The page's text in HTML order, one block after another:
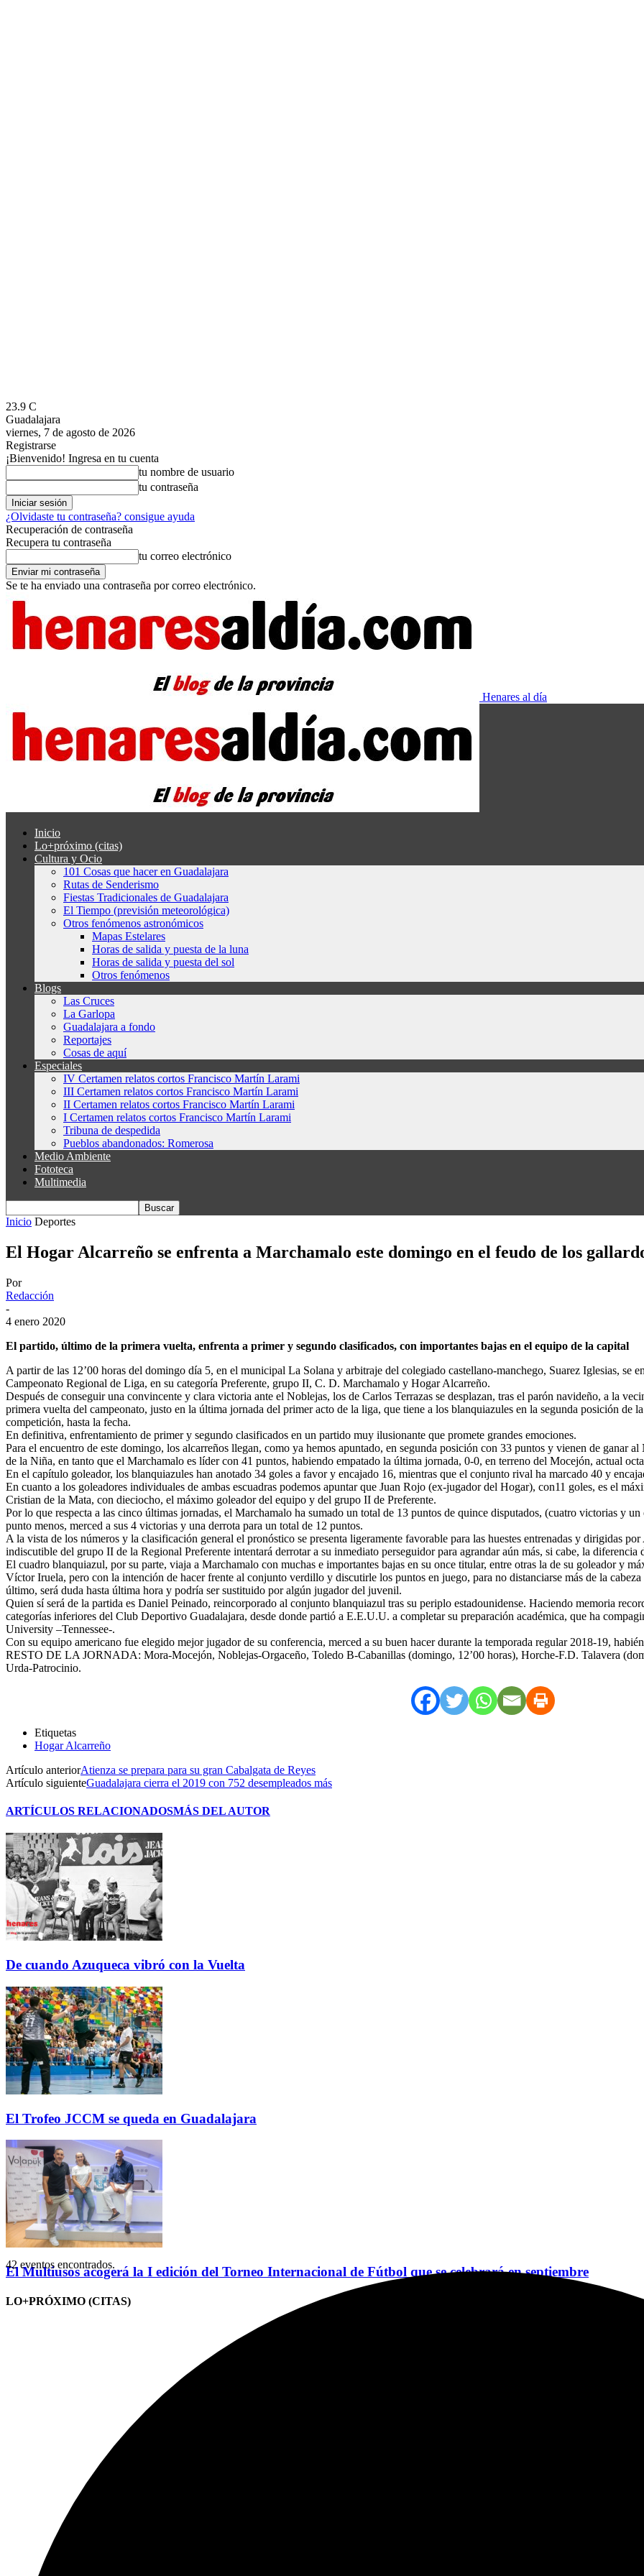
23.9 C
Guadalajara
viernes, 7 de agosto de 2026
Registrarse
¡Bienvenido! Ingresa en tu cuenta
tu nombre de usuario
tu contraseña
¿Olvidaste tu contraseña? consigue ayuda
Recuperación de contraseña
Recupera tu contraseña
tu correo electrónico
Se te ha enviado una contraseña por correo electrónico.
Henares al día
Inicio
Lo+próximo (citas)
Cultura y Ocio
101 Cosas que hacer en Guadalajara
Rutas de Senderismo
Fiestas Tradicionales de Guadalajara
El Tiempo (previsión meteorológica)
Otros fenómenos astronómicos
Mapas Estelares
Horas de salida y puesta de la luna
Horas de salida y puesta del sol
Otros fenómenos
Blogs
Las Cruces
La Garlopa
Guadalajara a fondo
Reportajes
Cosas de aquí
Especiales
IV Certamen relatos cortos Francisco Martín Larami
III Certamen relatos cortos Francisco Martín Larami
II Certamen relatos cortos Francisco Martín Larami
I Certamen relatos cortos Francisco Martín Larami
Tribuna de despedida
Pueblos abandonados: Romerosa
Medio Ambiente
Fototeca
Multimedia
Inicio Deportes
El Hogar Alcarreño se enfrenta a Marchamalo este domingo en el feudo de los
Por
Redacción
-
4 enero 2020
El partido, último de la primera vuelta, enfrenta a primer y segundo clasificados, con importantes bajas en el equipo de la capital
A partir de las 12’00 horas del domingo día 5, en el municipal La Solana y arbitraje del colegiado castellano-manchego, Suarez Iglesias, se
Campeonato Regional de Liga, en su categoría Preferente, grupo II, C. D. Marchamalo y Hogar Alcarreño.
Después de conseguir una convincente y clara victoria ante el Noblejas, los de Carlos Terrazas se desplazan, tras el parón navideño, a la
primera vuelta del campeonato, justo en la última jornada del primer acto de la liga, que tiene a los blanquiazules en la segunda posición de
competición, hasta la fecha.
En definitiva, enfrentamiento de primer y segundo clasificados en un partido muy ilusionante que promete grandes emociones.
Para el encuentro de este domingo, los alcarreños llegan, como ya hemos apuntado, en segunda posición con 33 puntos y vienen de ganar
de la Niña, en tanto que el Marchamalo es líder con 41 puntos, habiendo empatado la última jornada, 0-0, en terreno del Mocejón, actual
En el capítulo goleador, los blanquiazules han anotado 34 goles a favor y encajado 16, mientras que el conjunto rival ha marcado 40 y
En cuanto a los goleadores individuales de ambas escuadras podemos apuntar que Juan Rojo (ex-jugador del Hogar), con11 goles, es el
Cristian de la Mata, con dieciocho, el máximo goleador del equipo y del grupo II de Preferente.
Por lo que respecta a las cinco últimas jornadas, el Marchamalo ha sumado un total de 13 puntos de quince disputados, (cuatro victorias y
punto menos, merced a sus 4 victorias y una derrota para un total de 12 puntos.
A la vista de los números y la clasificación general el pronóstico se presenta ligeramente favorable para las huestes entrenadas y dirigidas
indiscutible del grupo II de la Regional Preferente intentará derrotar a su inmediato perseguidor para agrandar aún más, si cabe, la diferencia
El cuadro blanquiazul, por su parte, viaja a Marchamalo con muchas e importantes bajas en su once titular, entre otras la de su goleador y
Víctor Iruela, pero con la intención de hacer frente al conjunto verdillo y discutirle los puntos en juego, para no distanciarse más de la
último, será duda hasta última hora y podría ser sustituido por algún jugador del juvenil.
Quien sí será de la partida es Daniel Peinado, reincorporado al conjunto blanquiazul tras su periplo estadounidense. Haciendo memoria
categorías inferiores del Club Deportivo Guadalajara, desde donde partió a E.E.U.U. a completar su preparación académica, que ha
University –Tennessee-.
Con su equipo americano fue elegido mejor jugador de su conferencia, merced a su buen hacer durante la temporada regular 2018-19,
RESTO DE LA JORNADA: Mora-Mocejón, Noblejas-Orgaceño, Toledo B-Cabanillas (domingo, 12’00 horas), Horche-F.D. Talavera
Urda-Patrocinio.
Etiquetas
Hogar Alcarreño
Artículo anteriorAtienza se prepara para su gran Cabalgata de Reyes
Artículo siguienteGuadalajara cierra el 2019 con 752 desempleados más
ARTÍCULOS RELACIONADOSMÁS DEL AUTOR
De cuando Azuqueca vibró con la Vuelta
El Trofeo JCCM se queda en Guadalajara
El Multiusos acogerá la I edición del Torneo Internacional de Fútbol que se celebrará en septiembre
LO+PRÓXIMO (CITAS)
42 eventos encontrados.